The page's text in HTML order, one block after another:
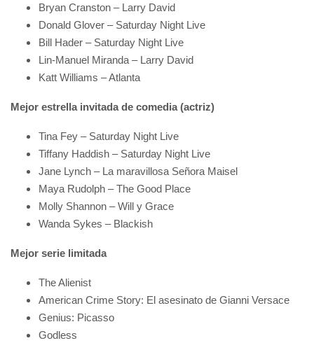
Bryan Cranston – Larry David
Donald Glover – Saturday Night Live
Bill Hader – Saturday Night Live
Lin-Manuel Miranda – Larry David
Katt Williams – Atlanta
Mejor estrella invitada de comedia (actriz)
Tina Fey – Saturday Night Live
Tiffany Haddish – Saturday Night Live
Jane Lynch – La maravillosa Señora Maisel
Maya Rudolph – The Good Place
Molly Shannon – Will y Grace
Wanda Sykes – Blackish
Mejor serie limitada
The Alienist
American Crime Story: El asesinato de Gianni Versace
Genius: Picasso
Godless